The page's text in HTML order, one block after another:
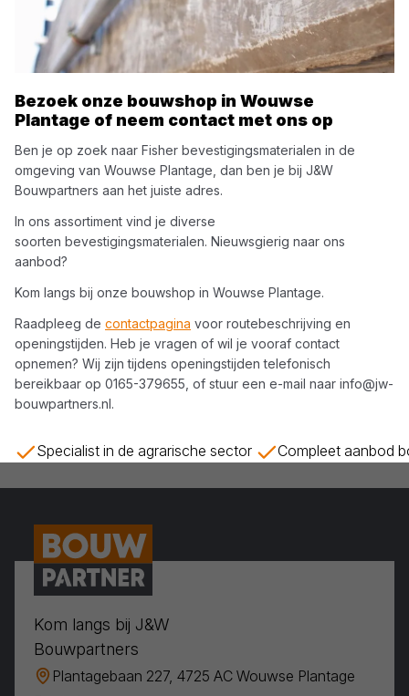
Bezoek onze bouwshop in Wouwse
Plantage of neem contact met ons op
Ben je op zoek naar Fisher bevestigingsmaterialen in de
omgeving van Wouwse Plantage , dan ben je bij J&W
Bouwpartners aan het juiste adres.
In ons assortiment vind je diverse
soorten bevestigingsmaterialen. Nieuwsgierig naar ons
aanbod?
Kom langs bij onze bouwshop in Wouwse Plantage.
Raadpleeg de contactpagina voor routebeschrijving en
openingstijden. Heb je vragen of wil je vooraf contact
opnemen? Wij zijn tijdens openingstijden telefonisch
bereikbaar op 0165-379655 , of stuur een e-mail naar info@jw-
bouwpartners.nl.
Specialist in de agrarische sector Compleet aanbod
Kom langs bij J&W
Bouwpartners
Plantagebaan 227, 4725 AC Wouwse Plantage